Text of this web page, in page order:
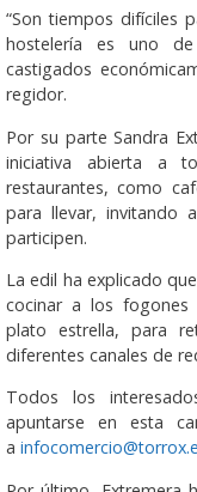
“Son tiempos difíciles
hostelería es uno
castigados
regidor.
Por su parte Sandra
iniciativa abierta a
restaurantes, como
para llevar, invitando
participen.
La edil ha explicado
cocinar a los fogones
plato estrella, para
diferentes canales de
Todos los
apuntarse en esta
a